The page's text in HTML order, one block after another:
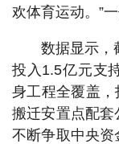
欢体育运动。”
数据显示，
投入1.5亿元支
身工程全覆盖
搬迁安置点配
不断争取中央